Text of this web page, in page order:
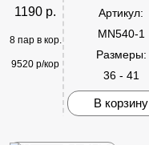
1190 р.
8 пар в кор.
9520 р/кор
Артикул:
MN540-1
Размеры:
36 - 41
В корзину